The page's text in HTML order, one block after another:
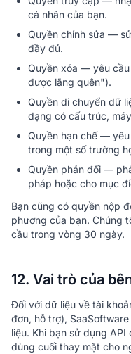
cá nhân của bạn.
Quyền chỉnh sửa —
đầy đủ.
Quyền xóa — yêu
được lãng quên").
Quyền di chuyển dữ
dạng có cấu trúc,
Quyền hạn chế —
trong một số trường
Quyền phản đối —
pháp hoặc cho mục
Bạn cũng có quyền nộp
phương của bạn. Chúng
cầu trong vòng 30 ngày.
12. Vai trò của
Đối với dữ liệu về tài
đơn, hỗ trợ),
liệu. Khi bạn sử dụng
dùng cuối thay mặt cho